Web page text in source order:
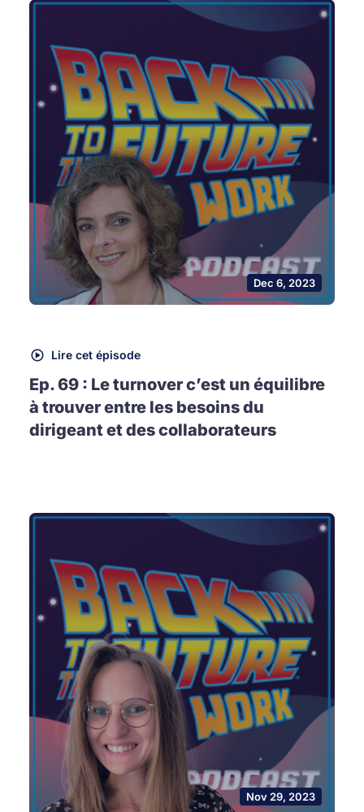
Dec 6, 2023
Lire cet épisode
Ep. 69 : Le turnover c’est un équilibre
à trouver entre les besoins du
dirigeant et des collaborateurs
Nov 29, 2023